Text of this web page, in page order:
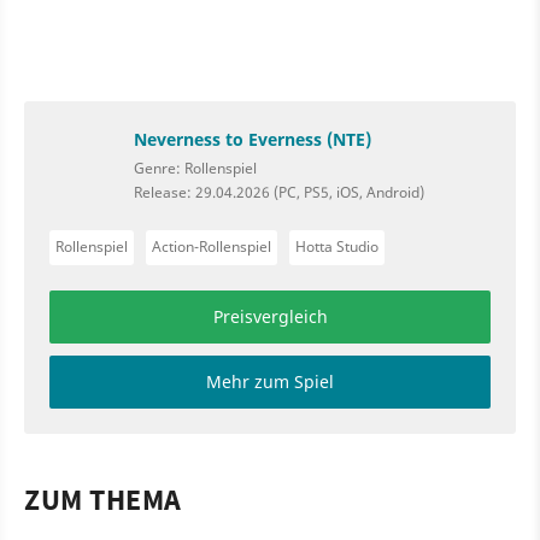
Neverness to Everness (NTE)
Genre: Rollenspiel
Release: 29.04.2026 (PC, PS5, iOS, Android)
Rollenspiel Action-Rollenspiel Hotta Studio
Preisvergleich
Mehr zum Spiel
ZUM THEMA